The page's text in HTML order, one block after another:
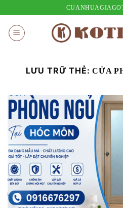
nội
dung
LƯU TRỮ THẺ:CỬA